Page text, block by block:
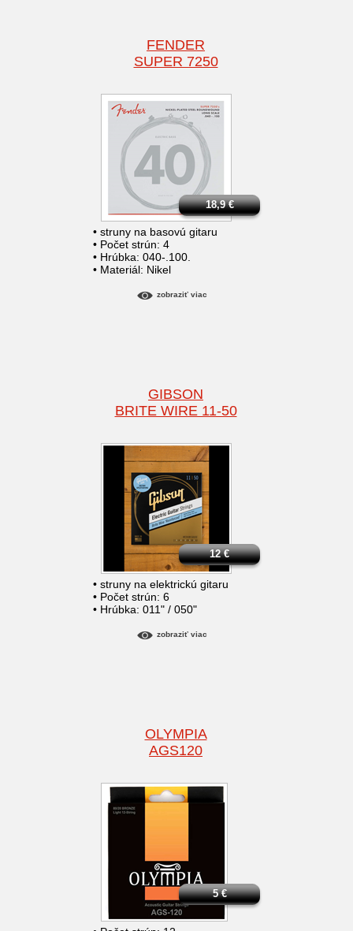
FENDER
SUPER 7250
• struny na basovú gitaru
• Počet strún: 4
• Hrúbka: 040-.100.
• Materiál: Nikel
18,9€
zobraziť viac
GIBSON
BRITE WIRE 11-50
• struny na elektrickú gitaru
• Počet strún: 6
• Hrúbka: 011" / 050"
12€
zobraziť viac
OLYMPIA
AGS120
5€